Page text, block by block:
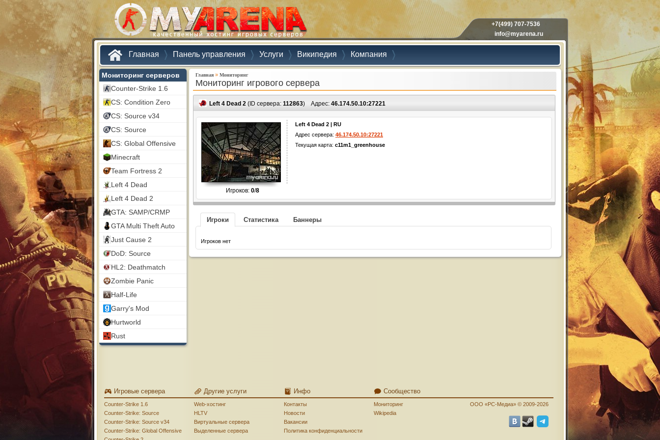
+7(499) 707-7536
info@myarena.ru
Главная Панель управления Услуги Википедия Компания
Мониторинг серверов
Counter-Strike 1.6
CS: Condition Zero
CS: Source v34
CS: Source
CS: Global Offensive
Minecraft
Team Fortress 2
Left 4 Dead
Left 4 Dead 2
GTA: SAMP/CRMP
GTA Multi Theft Auto
Just Cause 2
DoD: Source
HL2: Deathmatch
Zombie Panic
Half-Life
Garry's Mod
Hurtworld
Rust
Главная » Мониторинг
Мониторинг игрового сервера
Left 4 Dead 2 (ID сервера: 112863) Адрес: 46.174.50.10:27221
Игроков: 0/8
Left 4 Dead 2 | RU
Адрес сервера: 46.174.50.10:27221
Текущая карта: c11m1_greenhouse
Игроки Статистика Баннеры
Игроков нет
Игровые сервера
Counter-Strike 1.6
Counter-Strike: Source
Counter-Strike: Source v34
Counter-Strike: Global Offensive
Другие услуги
Web-хостинг
HLTV
Виртуальные сервера
Выделенные сервера
Инфо
Контакты
Новости
Вакансии
Политика конфиденциальности
Сообщество
Мониторинг
Wikipedia
ООО «PC-Медиа» © 2009-2026